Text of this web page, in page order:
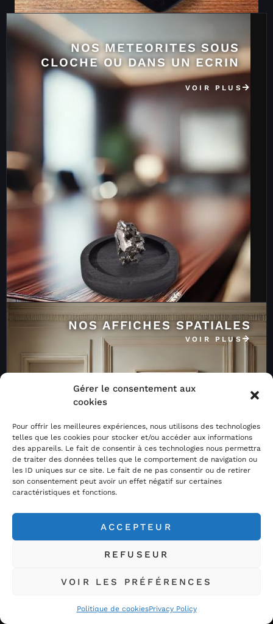
Gérer le consentement aux
cookies
Pour offrir les meilleures expériences, nous utilisons des technologies
telles que les cookies pour stocker et/ou accéder aux informations
des appareils. Le fait de consentir à ces technologies nous permettra
de traiter des données telles que le comportement de navigation ou
les ID uniques sur ce site. Le fait de ne pas consentir ou de retirer
son consentement peut avoir un effet négatif sur certaines
caractéristiques et fonctions.
ACCEPTEUR
REFUSEUR
VOIR LES PRÉFÉRENCES
Politique de cookiesPrivacy Policy
NOS METEORITES SOUS
CLOCHE OU DANS UN ECRIN
VOIR PLUS
NOS AFFICHES SPATIALES
VOIR PLUS